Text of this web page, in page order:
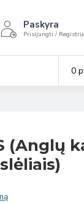
Paskyra
Prisijungti /
0
(Anglų